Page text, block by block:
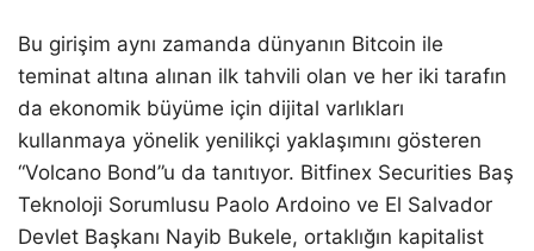
Bu girişim aynı zamanda dünyanın Bitcoin ile
teminat altına alınan ilk tahvili olan ve her iki tarafın
da ekonomik büyüme için dijital varlıkları
kullanmaya yönelik yenilikçi yaklaşımını gösteren
“Volcano Bond”u da tanıtıyor. Bitfinex Securities Baş
Teknoloji Sorumlusu Paolo Ardoino ve El Salvador
Devlet Başkanı Nayib Bukele, ortaklığın kapitalist